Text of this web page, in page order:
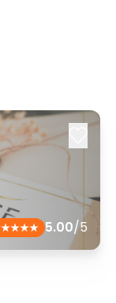
5.00/5